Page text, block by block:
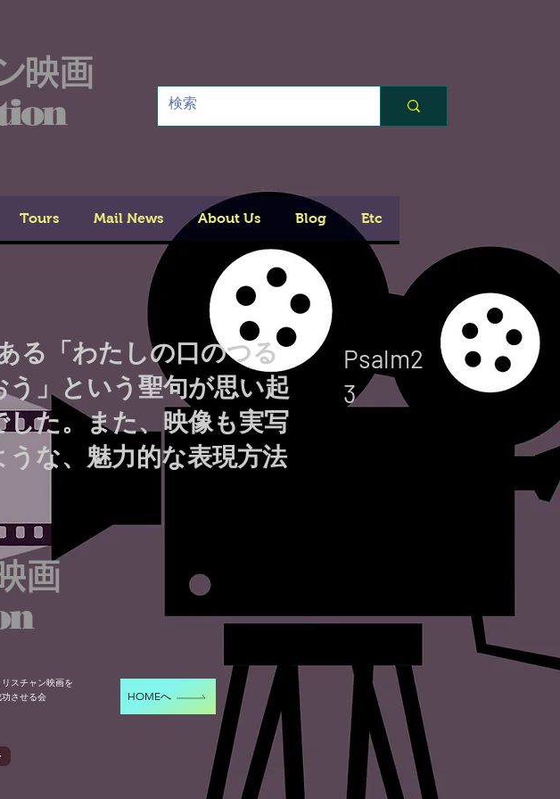
映画
Tours Mail News About Us Blog Etc
る「わたしの口のつる
」という聖句が思い起
た。また、映像も実写
な、魅力的な表現方法
Psalm2
3
画
リスチャン映画を
させる会​
HOMEへ